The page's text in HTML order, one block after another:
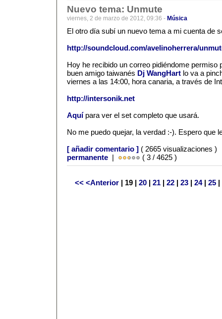
Nuevo tema: Unmute
viernes, 2 de marzo de 2012, 09:36 - Música
El otro día subí un nuevo tema a mi cuenta de
http://soundcloud.com/avelinoherrera/
Hoy he recibido un correo pidiéndome permiso
buen amigo taiwanés Dj WangHart lo va a
viernes a las 14:00, hora canaria, a través de
http://intersonik.net
Aquípara ver el set completo que usará.
No me puedo quejar, la verdad :-). Espero que
[ añadir comentario ] ( 2665 visualizaciones
permanente | ( 3 / 4625 )
<< <Anterior | 19 | 20| 21| 22| 23| 24| 25|